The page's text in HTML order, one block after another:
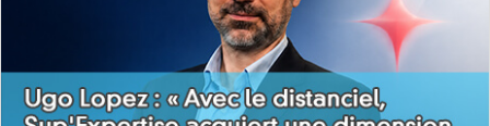
Goodwill : calcul, formule et comptabilisation selon les normes
françaises et IFRS